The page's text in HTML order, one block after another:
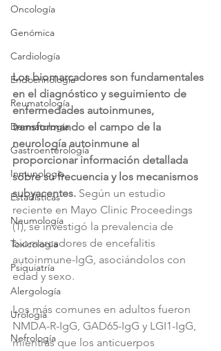
Oncología
Genómica
Cardiología
Endocrinología
Reumatología
Dermatología
Gastroenterología
Inmunología
Estadísticas
Neumología
Toxicología
Psiquiatría
Alergología
Urología
Nefrología
Los biomarcadores son fundamentales
en el diagnóstico y seguimiento de
enfermedades autoinmunes,
transformando el campo de la
neurología autoinmune al
proporcionar información detallada
sobre su frecuencia y los mecanismos
subyacentes. Según un estudio
reciente en Mayo Clinic Proceedings
(1), se investigó la prevalencia de
biomarcadores de encefalitis
autoinmune-IgG, asociándolos con
edad y sexo.
Los más comunes en adultos fueron
NMDA-R-IgG, GAD65-IgG y LGI1-IgG,
mientras que los anticuerpos